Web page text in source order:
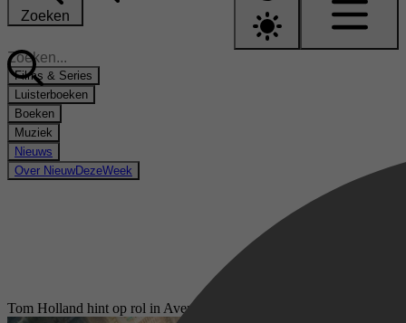
Zoeken
Films & Series
Luisterboeken
Boeken
Muziek
Nieuws
Over NieuwDezeWeek
Tom Holland hint op rol in Avengers: Doomsday en Secret Wars